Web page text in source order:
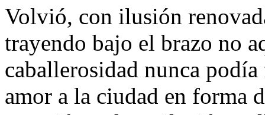
Volvió, con ilusión
trayendo bajo el brazo no
caballerosidad nunca
amor a la ciudad en forma